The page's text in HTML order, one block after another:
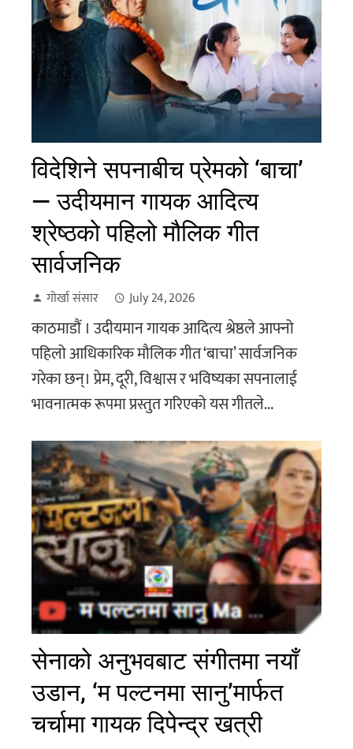
विदेशिने सपनाबीच प्रेमको ‘बाचा’
— उदीयमान गायक आदित्य
श्रेष्ठको पहिलो मौलिक गीत
सार्वजनिक
गोर्खा संसार July 24, 2026
काठमाडौं । उदीयमान गायक आदित्य श्रेष्ठले आफ्नो
पहिलो आधिकारिक मौलिक गीत ‘बाचा’ सार्वजनिक
गरेका छन्। प्रेम, दूरी, विश्वास र भविष्यका सपनालाई
भावनात्मक रूपमा प्रस्तुत गरिएको यस गीतले...
सेनाको अनुभवबाट संगीतमा नयाँ
उडान, ‘म पल्टनमा सानु’मार्फत
चर्चामा गायक दिपेन्द्र खत्री